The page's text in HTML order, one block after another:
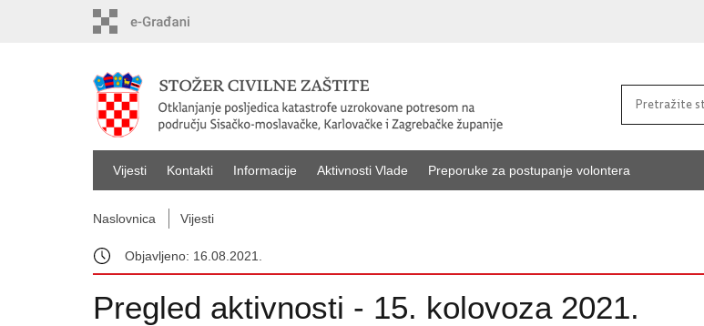
Vijesti Kontakti Informacije Aktivnosti Vlade Preporuke za postupanje volontera
Naslovnica Vijesti
Objavljeno: 16.08.2021.
Pregled aktivnosti - 15. kolovoza 2021.